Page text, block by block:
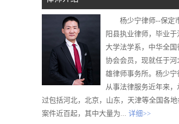
杨少宁律师--保定
阳县执业律师，毕业于
大学法学系，中华全国
协会会员，现就任于河
雄律师事务所。杨少宁
从事法律服务近年来，
过包括河北，北京，山东，天津等全国各地
案件近百起，其中大量为... 详细>>